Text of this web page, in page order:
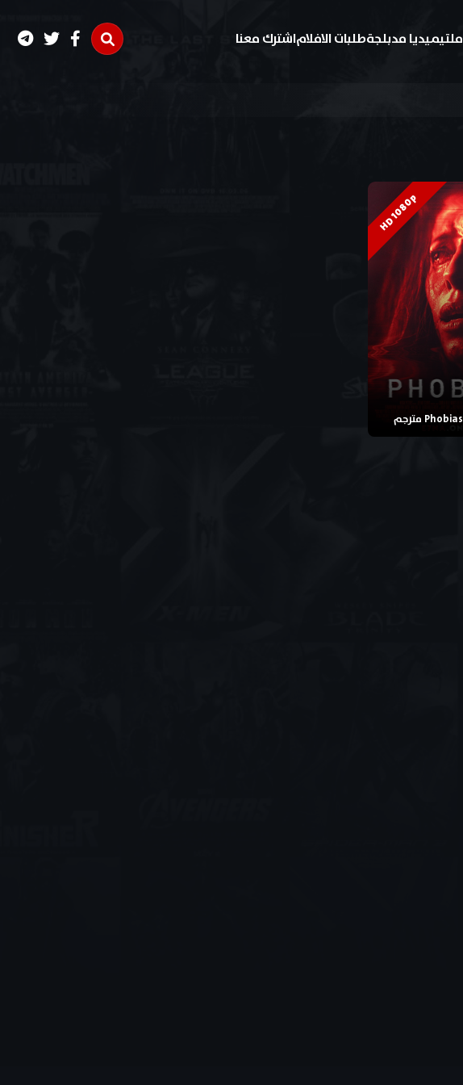
ملتيميديا مدبلجةطلبات الافلاماشترك معنا
HD 1080p